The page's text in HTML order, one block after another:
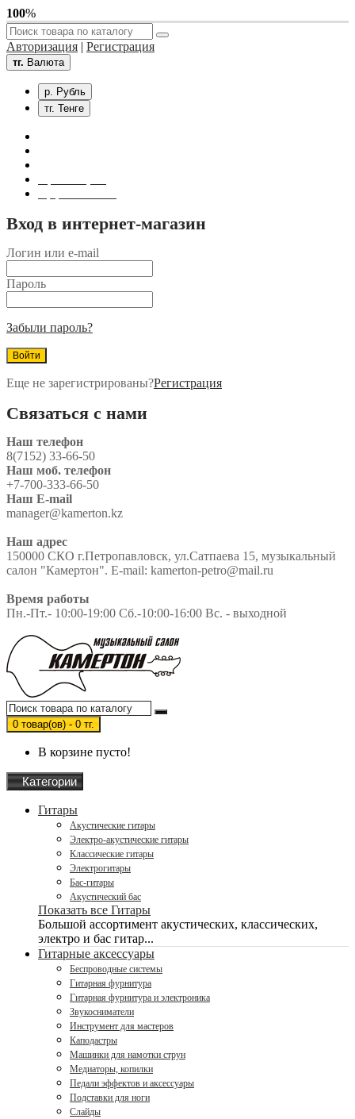
100%
Авторизация | Регистрация
тг. Валюта
р. Рубль
тг. Тенге
Вход в интернет-магазин
Логин или e-mail
Пароль
Забыли пароль?
Еще не зарегистрированы?Регистрация
Связаться с нами
Наш телефон
8(7152) 33-66-50
Наш моб. телефон
+7-700-333-66-50
Наш E-mail
manager@kamerton.kz
Наш адрес
150000 СКО г.Петропавловск, ул.Сатпаева 15, музыкальный
салон "Камертон". E-mail: kamerton-petro@mail.ru
Время работы
Пн.-Пт.- 10:00-19:00 Сб.-10:00-16:00 Вс. - выходной
0 товар(ов) - 0 тг.
В корзине пусто!
Категории
Гитары
Акустические гитары
Электро-акустические гитары
Классические гитары
Электрогитары
Бас-гитары
Акустический бас
Показать все Гитары
Большой ассортимент акустических, классических,
электро и бас гитар...
Гитарные аксессуары
Беспроводные системы
Гитарная фурнитура
Гитарная фурнитура и электроника
Звукосниматели
Инструмент для мастеров
Каподастры
Машинки для намотки струн
Медиаторы, копилки
Педали эффектов и аксессуары
Подставки для ноги
Слайды